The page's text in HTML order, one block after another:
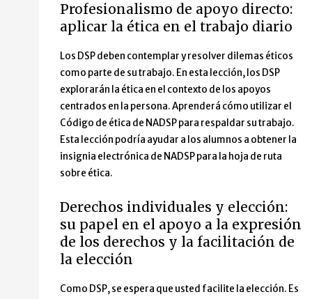
Profesionalismo de apoyo directo:
aplicar la ética en el trabajo diario
Los DSP deben contemplar y resolver dilemas éticos
como parte de su trabajo. En esta lección, los DSP
explorarán la ética en el contexto de los apoyos
centrados en la persona. Aprenderá cómo utilizar el
Código de ética de NADSP para respaldar su trabajo.
Esta lección podría ayudar a los alumnos a obtener la
insignia electrónica de NADSP para la hoja de ruta
sobre ética.
Derechos individuales y elección:
su papel en el apoyo a la expresión
de los derechos y la facilitación de
la elección
Como DSP, se espera que usted facilite la elección. Es